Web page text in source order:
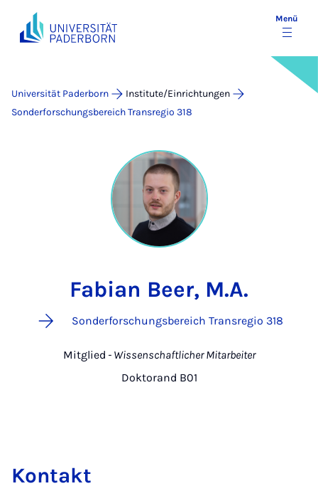
Menü
Universität Paderborn
Institute/Einrichtungen
Sonderforschungsbereich Transregio 318
Fabian Beer, M.A.
Sonderforschungsbereich Transregio 318
Mitglied - Wissenschaftlicher Mitarbeiter
Doktorand B01
Kontakt